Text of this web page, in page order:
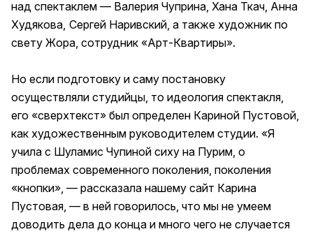
над спектаклем — Валерия Чуприна, Хана Ткач, Анна
Худякова, Сергей Наривский, а также художник по
свету Жора, сотрудник «Арт-Квартиры».
Но если подготовку и саму постановку
осуществляли студийцы, то идеология спектакля,
его «сверхтекст» был определен Кариной Пустовой,
как художественным руководителем студии. «Я
учила с Шуламис Чупиной сиху на Пурим, о
проблемах современного поколения, поколения
«кнопки», — рассказала нашему сайт Карина
Пустовая, — в ней говорилось, что мы не умеем
доводить дела до конца и много чего не случается